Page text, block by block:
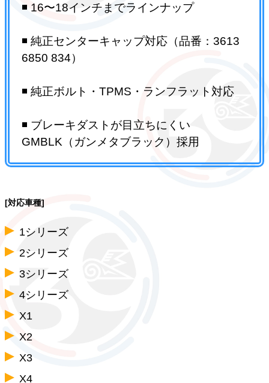
◾️ 16〜18インチまでラインナップ
◾️ 純正センターキャップ対応（品番：3613
6850 834）
◾️ 純正ボルト・TPMS・ランフラット対応
◾️ ブレーキダストが目立ちにくい
GMBLK（ガンメタブラック）採用
[対応車種]
1シリーズ
2シリーズ
3シリーズ
4シリーズ
X1
X2
X3
X4